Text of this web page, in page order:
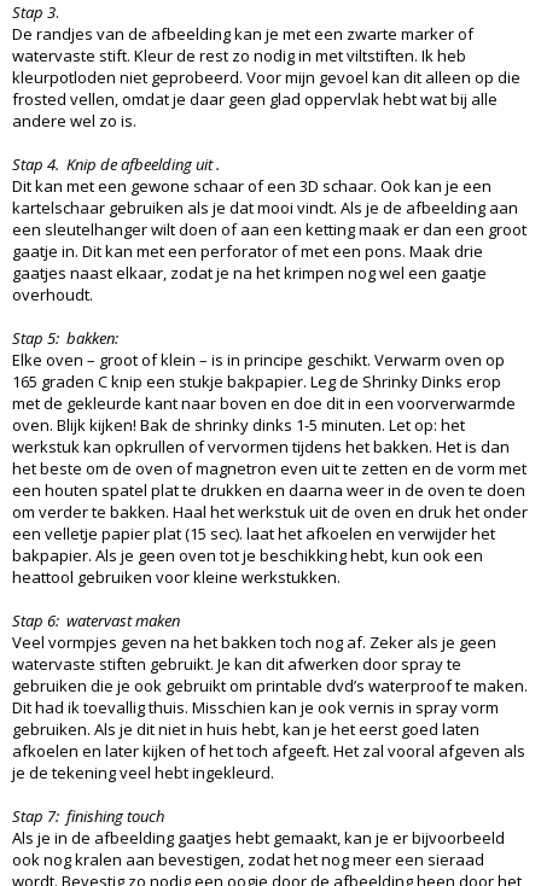
Stap 3.
De randjes van de afbeelding kan je met een zwarte marker of
watervaste stift. Kleur de rest zo nodig in met viltstiften. Ik heb
kleurpotloden niet geprobeerd. Voor mijn gevoel kan dit alleen op die
frosted vellen, omdat je daar geen glad oppervlak hebt wat bij alle
andere wel zo is.
Stap 4. Knip de afbeelding uit .
Dit kan met een gewone schaar of een 3D schaar. Ook kan je een
kartelschaar gebruiken als je dat mooi vindt. Als je de afbeelding aan
een sleutelhanger wilt doen of aan een ketting maak er dan een groot
gaatje in. Dit kan met een perforator of met een pons. Maak drie
gaatjes naast elkaar, zodat je na het krimpen nog wel een gaatje
overhoudt.
Stap 5: bakken:
Elke oven – groot of klein – is in principe geschikt. Verwarm oven op
165 graden C knip een stukje bakpapier. Leg de Shrinky Dinks erop
met de gekleurde kant naar boven en doe dit in een voorverwarmde
oven. Blijk kijken! Bak de shrinky dinks 1-5 minuten. Let op: het
werkstuk kan opkrullen of vervormen tijdens het bakken. Het is dan
het beste om de oven of magnetron even uit te zetten en de vorm met
een houten spatel plat te drukken en daarna weer in de oven te doen
om verder te bakken. Haal het werkstuk uit de oven en druk het onder
een velletje papier plat (15 sec). laat het afkoelen en verwijder het
bakpapier. Als je geen oven tot je beschikking hebt, kun ook een
heattool gebruiken voor kleine werkstukken.
Stap 6: watervast maken
Veel vormpjes geven na het bakken toch nog af. Zeker als je geen
watervaste stiften gebruikt. Je kan dit afwerken door spray te
gebruiken die je ook gebruikt om printable dvd’s waterproof te maken.
Dit had ik toevallig thuis. Misschien kan je ook vernis in spray vorm
gebruiken. Als je dit niet in huis hebt, kan je het eerst goed laten
afkoelen en later kijken of het toch afgeeft. Het zal vooral afgeven als
je de tekening veel hebt ingekleurd.
Stap 7: finishing touch
Als je in de afbeelding gaatjes hebt gemaakt, kan je er bijvoorbeeld
ook nog kralen aan bevestigen, zodat het nog meer een sieraad
wordt. Bevestig zo nodig een oogje door de afbeelding heen door het